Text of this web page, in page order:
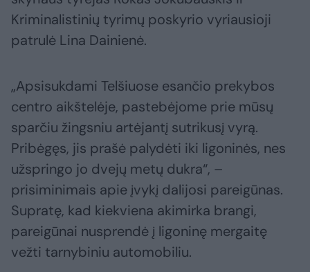
Kriminalistinių tyrimų poskyrio vyriausioji
patrulė Lina Dainienė.
„Apsisukdami Telšiuose esančio prekybos
centro aikštelėje, pastebėjome prie mūsų
sparčiu žingsniu artėjantį sutrikusį vyrą.
Pribėgęs, jis prašė palydėti iki ligoninės, nes
užspringo jo dvejų metų dukra“, –
prisiminimais apie įvykį dalijosi pareigūnas.
Supratę, kad kiekviena akimirka brangi,
pareigūnai nusprendė į ligoninę mergaitę
vežti tarnybiniu automobiliu.